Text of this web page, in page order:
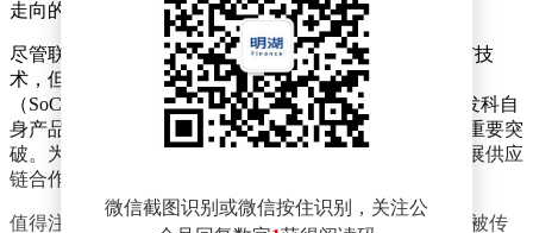
走向的广泛关注。
尽管联发科尚未明确披露具体哪些产品线会应用EMIB-T技
术，但业内分析普遍认为，定制化AI芯片和系统级芯片
（SoC）极有可能成为首批受益者。这一动向不仅对联发科自
身产品布局意义重大，更被视为英特尔代工业务的一次重要突
破。为应对即将到来的订单增长，联发科已开始积极拓展供应
链合作网络。
值得注意的是，谷歌计划于2027年推出的TPU v9芯片也被传
微信截图识别或微信按住识别，关注公